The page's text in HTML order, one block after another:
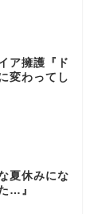
ア擁護『ド
変わってし
夏休みにな
…』